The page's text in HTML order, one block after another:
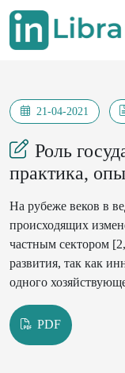
21-04-2021
Роль
практика,
На рубеже веков в ведущих странах мира сформировался фундамент «новой» экономики, базирующейся на знаниях. Основой
происходящих изменений является инновационная деятельность, ускорение темпов инвестирования
частным сектором [2, c.15]. Практически во всех современных экономических теориях
развития, так как инновационный потенциал является основным источником роста, обеспечивающим развитие не только
одного
PDF